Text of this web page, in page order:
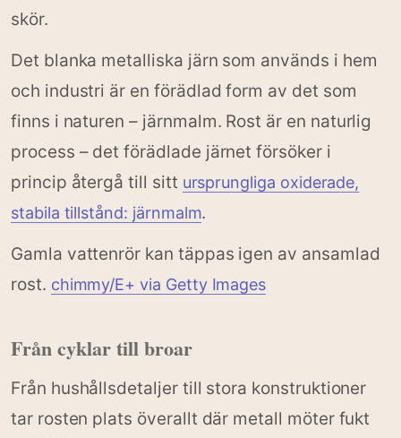
skör.
Det blanka metalliska järn som används i hem
och industri är en förädlad form av det som
finns i naturen – järnmalm. Rost är en naturlig
process – det förädlade järnet försöker i
princip återgå till sitt ursprungliga oxiderade,
stabila tillstånd: järnmalm.
Gamla vattenrör kan täppas igen av ansamlad
rost. chimmy/E+ via Getty Images
Från cyklar till broar
Från hushållsdetaljer till stora konstruktioner
tar rosten plats överallt där metall möter fukt